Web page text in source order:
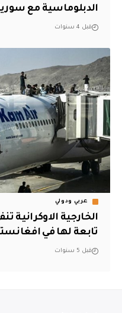
الدبلوماسية مع
قبل 4 سنوات
عربي ودولي
الخارجية الاوكرانية
تابعة لها في
قبل 5 سنوات